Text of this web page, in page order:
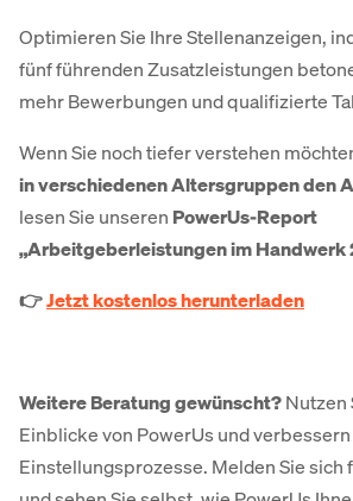
Optimieren Sie Ihre Stellenanzeigen,
fünf führenden Zusatzleistungen
mehr Bewerbungen und qualifizierte
Wenn Sie noch tiefer verstehen
in verschiedenen Altersgruppen den
lesen Sie unseren PowerUs-Report
„Arbeitgeberleistungen im Handwerk
👉Jetzt kostenlos herunterladen
Weitere Beratung gewünscht?Nutzen
Einblicke von PowerUs und verbessern
Einstellungsprozesse. Melden Sie sich